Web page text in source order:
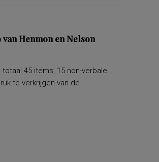
Henmon en Nelson
45 items, 15 non-verbale
te verkrijgen van de